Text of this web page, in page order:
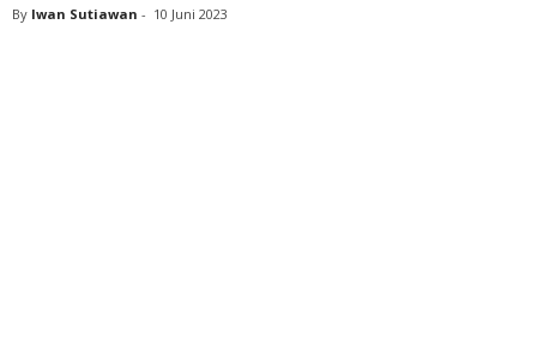
By Iwan Sutiawan - 10 Juni 2023